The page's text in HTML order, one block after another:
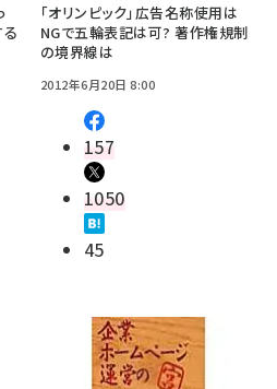
「オリンピック」広告名称使用は
NGで五輪表記は可? 著作権規制
の境界線は
2012年6月20日 8:00
157
1050
45